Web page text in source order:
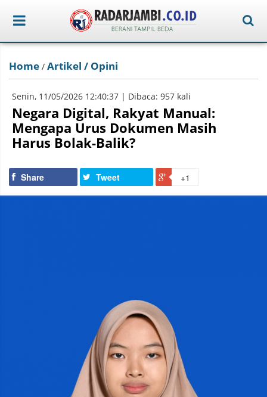
Home / Artikel / Opini
Senin, 11/05/2026 12:40:37 | Dibaca: 957 kali
Negara Digital, Rakyat Manual:
Mengapa Urus Dokumen Masih
Harus Bolak-Balik?
Share Tweet +1